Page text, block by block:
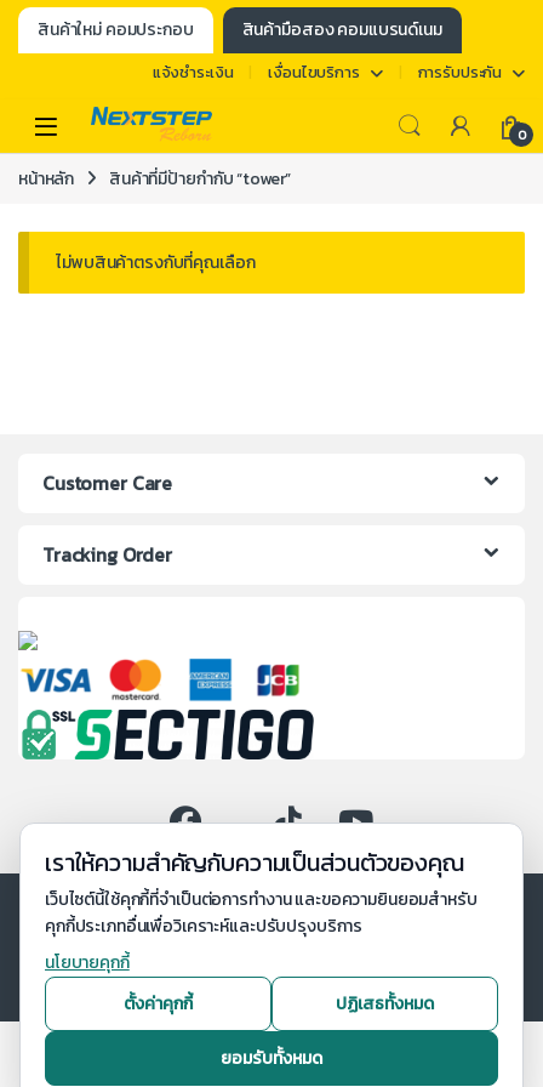
สินค้าใหม่ คอมประกอบ สินค้ามือสอง คอมแบรนด์เนม
แจ้งชำระเงิน เงื่อนไขบริการ การรับประกัน
0
หน้าหลัก สินค้าที่มีป้ายกำกับ “tower”
ไม่พบสินค้าตรงกับที่คุณเลือก
Customer Care
Tracking Order
เราให้ความสำคัญกับความเป็นส่วนตัวของคุณ
เว็บไซต์นี้ใช้คุกกี้ที่จำเป็นต่อการทำงาน และขอความยินยอมสำหรับ
คุกกี้ประเภทอื่นเพื่อวิเคราะห์และปรับปรุงบริการ
นโยบายคุกกี้
ตั้งค่าคุกกี้
ปฏิเสธทั้งหมด
ยอมรับทั้งหมด